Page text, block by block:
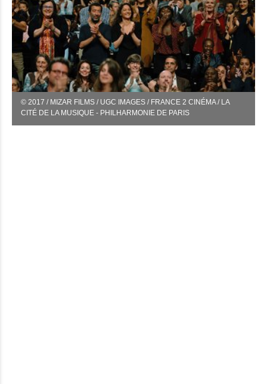
© 2017 / MIZAR FILMS / UGC IMAGES / FRANCE 2 CINÉMA / LA
CITÉ DE LA MUSIQUE - PHILHARMONIE DE PARIS